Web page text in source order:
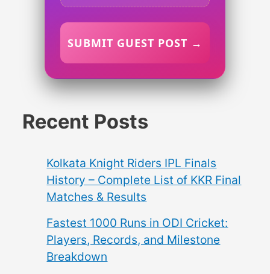
SUBMIT GUEST POST →
Recent Posts
Kolkata Knight Riders IPL Finals
History – Complete List of KKR Final
Matches & Results
Fastest 1000 Runs in ODI Cricket:
Players, Records, and Milestone
Breakdown